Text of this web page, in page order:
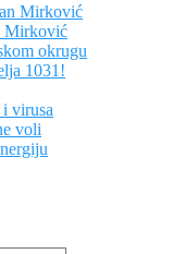
Mirković
Mirković
okrugu
1031!
virusa
voli